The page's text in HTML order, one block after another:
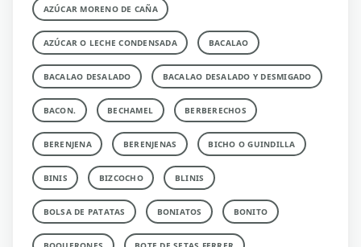
AZÚCAR MORENO DE CAÑA
AZÚCAR O LECHE CONDENSADA BACALAO
BACALAO DESALADO BACALAO DESALADO Y DESMIGADO
BACON. BECHAMEL BERBERECHOS
BERENJENA BERENJENAS BICHO O GUINDILLA
BINIS BIZCOCHO BLINIS
BOLSA DE PATATAS BONIATOS BONITO